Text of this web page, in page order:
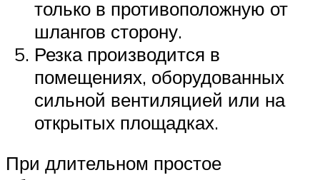
только в противоположную от
шлангов сторону.
Резка производится в
помещениях, оборудованных
сильной вентиляцией или на
открытых площадках.
При длительном простое